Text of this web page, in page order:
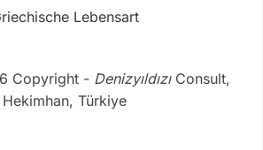
Lebensart
Copyright - DenizyıldızıConsult,
Hekimhan, Türkiye